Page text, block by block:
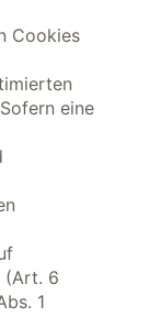
Cookies
eine
(Art. 6
1